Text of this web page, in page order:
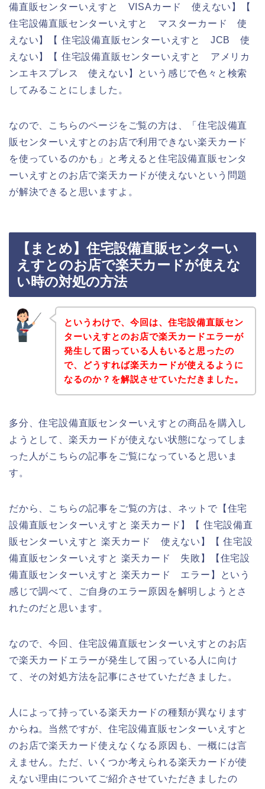
備直販センターいえすと VISAカード 使えない】【
住宅設備直販センターいえすと マスターカード 使
えない】【 住宅設備直販センターいえすと JCB 使
えない】【 住宅設備直販センターいえすと アメリカ
ンエキスプレス 使えない】という感じで色々と検索
してみることにしました。
なので、こちらのページをご覧の方は、「住宅設備直
販センターいえすとのお店で利用できない楽天カード
を使っているのかも」と考えると住宅設備直販センタ
ーいえすとのお店で楽天カードが使えないという問題
が解決できると思いますよ。
【まとめ】住宅設備直販センターい
えすとのお店で楽天カードが使えな
い時の対処の方法
というわけで、今回は、住宅設備直販セン
ターいえすとのお店で楽天カードエラーが
発生して困っている人もいると思ったの
で、どうすれば楽天カードが使えるように
なるのか？を解説させていただきました。
多分、住宅設備直販センターいえすとの商品を購入し
ようとして、楽天カードが使えない状態になってしま
った人がこちらの記事をご覧になっていると思いま
す。
だから、こちらの記事をご覧の方は、ネットで【住宅
設備直販センターいえすと 楽天カード】【 住宅設備直
販センターいえすと 楽天カード 使えない】【 住宅設
備直販センターいえすと 楽天カード 失敗】【住宅設
備直販センターいえすと 楽天カード エラー】という
感じで調べて、ご自身のエラー原因を解明しようとさ
れたのだと思います。
なので、今回、住宅設備直販センターいえすとのお店
で楽天カードエラーが発生して困っている人に向け
て、その対処方法を記事にさせていただきました。
人によって持っている楽天カードの種類が異なります
からね。当然ですが、住宅設備直販センターいえすと
のお店で楽天カード使えなくなる原因も、一概には言
えません。ただ、いくつか考えられる楽天カードが使
えない理由についてご紹介させていただきましたの